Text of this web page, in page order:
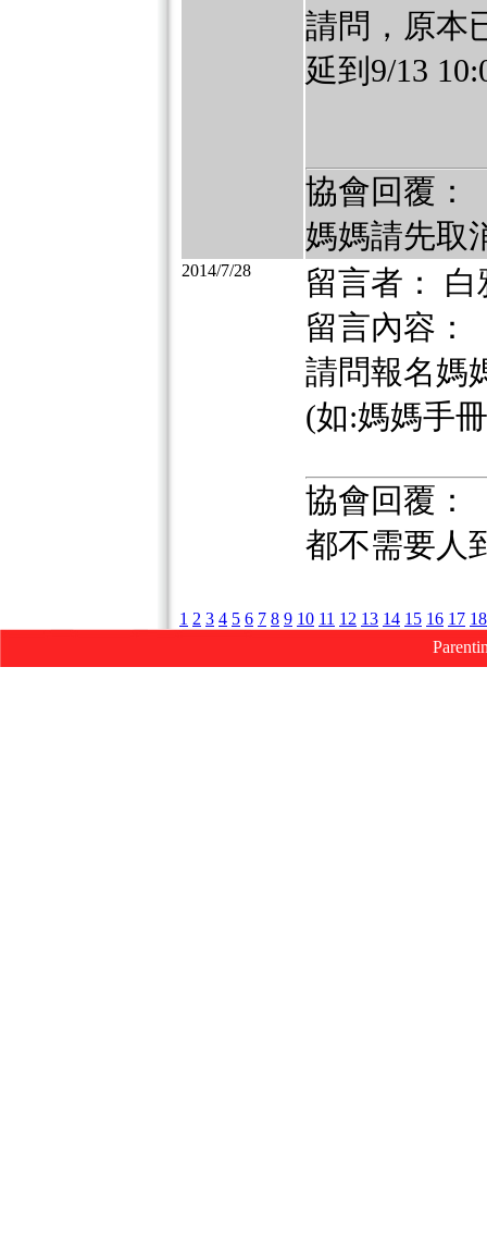
請問，原本
延到9/13
協會回覆：
媽媽請先取
2014/7/28
留言者： 白
留言內容：
請問報名媽
(如:媽媽手
協會回覆：
都不需要人
1 2 3 4 5 6 7 8 9 10 11 12 13 14 15 16 17 18